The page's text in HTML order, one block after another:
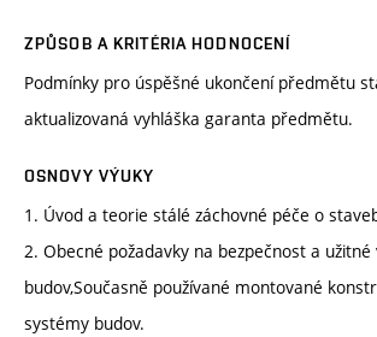
ZPŮSOB A KRITÉRIA HODNOCENÍ
Podmínky pro úspěšné ukončení předmětu
aktualizovaná vyhláška garanta předmětu.
OSNOVY VÝUKY
1. Úvod a teorie stálé záchovné péče o
2. Obecné požadavky na bezpečnost a
budov,Současně používané montované
systémy budov.